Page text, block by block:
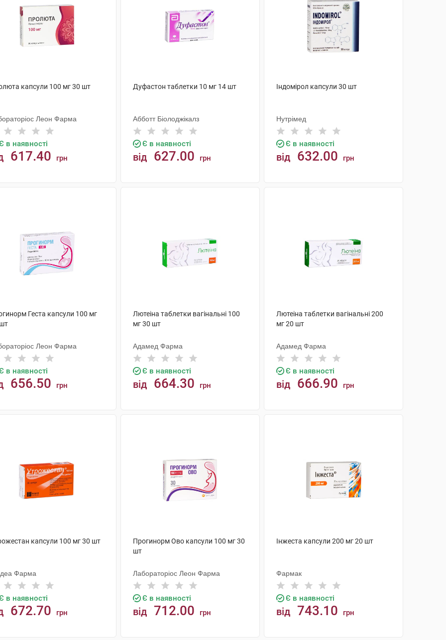
капсули 100 мг 30 шт
Леон Фарма
в наявності
617.40 грн
Дуфастон таблетки 10 мг 14 шт
Абботт Біолоджікалз
Є в наявності
від 627.00 грн
Індомірол капсули 30 шт
Нутрімед
Є в наявності
від 632.00 грн
Геста капсули 100 мг
Леон Фарма
в наявності
656.50 грн
Лютеіна таблетки вагінальні 100
мг 30 шт
Адамед Фарма
Є в наявності
від 664.30 грн
Лютеіна таблетки вагінальні 200
мг 20 шт
Адамед Фарма
Є в наявності
від 666.90 грн
капсули 100 мг 30 шт
Фарма
в наявності
672.70 грн
Прогинорм Ово капсули 100 мг 30
шт
Лабораторіос Леон Фарма
Є в наявності
від 712.00 грн
Інжеста капсули 200 мг 20 шт
Фармак
Є в наявності
від 743.10 грн